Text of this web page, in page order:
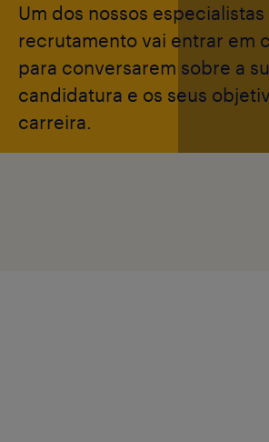
Um dos nossos
recrutamento vai entrar em
para conversarem sobre a
candidatura e os seus
carreira.